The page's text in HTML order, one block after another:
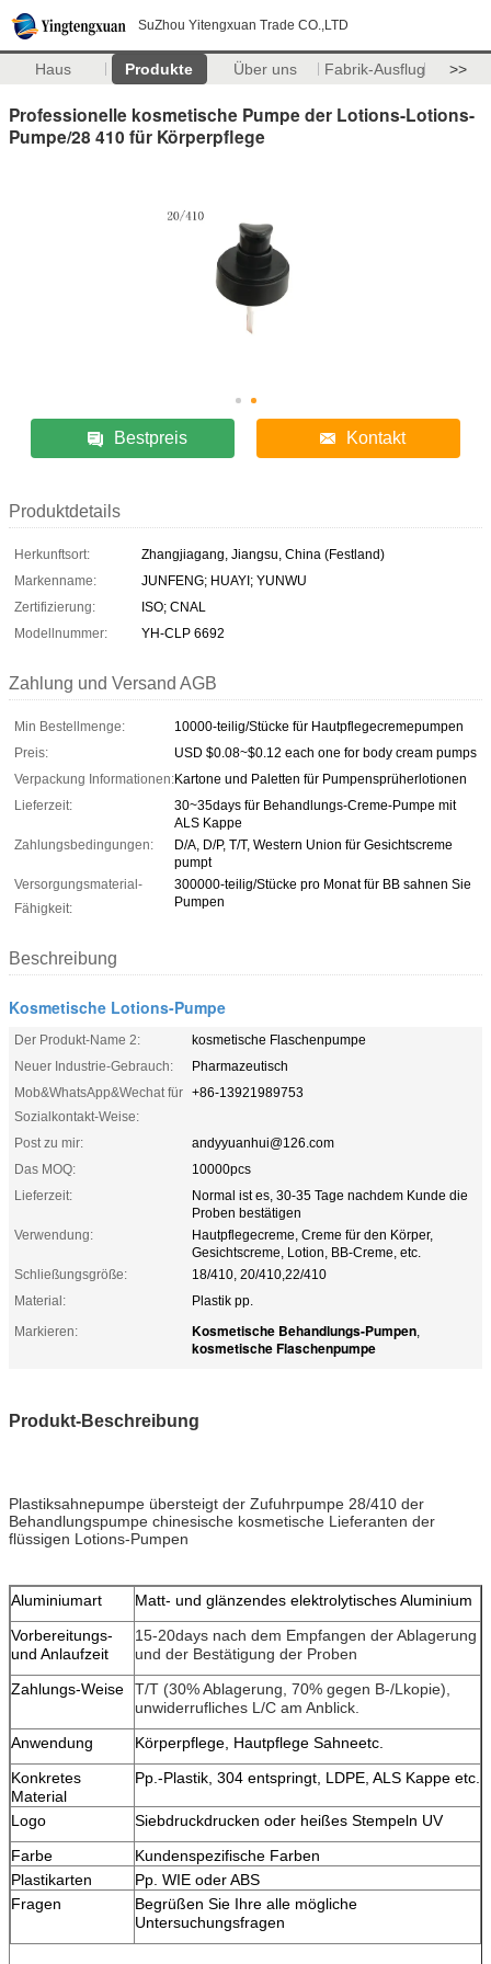
SuZhou Yitengxuan Trade CO.,LTD
Haus Produkte Über uns Fabrik-Ausflug >>
Professionelle kosmetische Pumpe der Lotions-Lotions-
Pumpe/28 410 für Körperpflege
Bestpreis Kontakt
Produktdetails
Herkunftsort:
Zhangjiagang, Jiangsu, China (Festland)
Markenname:
JUNFENG; HUAYI; YUNWU
Zertifizierung:
ISO; CNAL
Modellnummer:
YH-CLP 6692
Zahlung und Versand AGB
Min Bestellmenge:
10000-teilig/Stücke für Hautpflegecremepumpen
Preis:
USD $0.08~$0.12 each one for body cream pumps
Verpackung Informationen:Kartone und Paletten für Pumpensprüherlotionen
Lieferzeit:
30~35days für Behandlungs-Creme-Pumpe mit
ALS Kappe
Zahlungsbedingungen:
D/A, D/P, T/T, Western Union für Gesichtscreme
pumpt
Versorgungsmaterial-
Fähigkeit:
300000-teilig/Stücke pro Monat für BB sahnen Sie
Pumpen
Beschreibung
Kosmetische Lotions-Pumpe
Der Produkt-Name 2:
kosmetische Flaschenpumpe
Neuer Industrie-Gebrauch:
Pharmazeutisch
Mob&WhatsApp&Wechat für
Sozialkontakt-Weise:
+86-13921989753
Post zu mir:
andyyuanhui@126.com
Das MOQ:
10000pcs
Lieferzeit:
Normal ist es, 30-35 Tage nachdem Kunde die
Proben bestätigen
Verwendung:
Hautpflegecreme, Creme für den Körper,
Gesichtscreme, Lotion, BB-Creme, etc.
Schließungsgröße:
18/410, 20/410,22/410
Material:
Plastik pp.
Markieren:
Kosmetische Behandlungs-Pumpen,
kosmetische Flaschenpumpe
Produkt-Beschreibung
Plastiksahnepumpe übersteigt der Zufuhrpumpe 28/410 der
Behandlungspumpe chinesische kosmetische Lieferanten der
flüssigen Lotions-Pumpen
Aluminiumart
Matt- und glänzendes elektrolytisches Aluminium
Vorbereitungs-
und Anlaufzeit
15-20days nach dem Empfangen der Ablagerung
und der Bestätigung der Proben
Zahlungs-Weise
T/T (30% Ablagerung, 70% gegen B-/Lkopie),
unwiderrufliches L/C am Anblick.
Anwendung
Körperpflege, Hautpflege Sahneetc.
Konkretes
Material
Pp.-Plastik, 304 entspringt, LDPE, ALS Kappe etc.
Logo
Siebdruckdrucken oder heißes Stempeln UV
Farbe
Kundenspezifische Farben
Plastikarten
Pp. WIE oder ABS
Fragen
Begrüßen Sie Ihre alle mögliche
Untersuchungsfragen